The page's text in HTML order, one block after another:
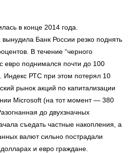
в конце 2014 года.
Банк России резко поднять
В течение “черного
евро поднимался почти до 100
РТС при этом потерял 10
рынок акций по капитализации
Microsoft (на тот момент — 380
до двухзначных
съедать частные накопления, а
валют сильно пострадали
и евро граждане.